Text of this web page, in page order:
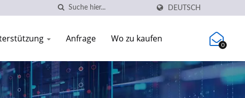
DEUTSCH
Anfrage Wo zu kaufen
0